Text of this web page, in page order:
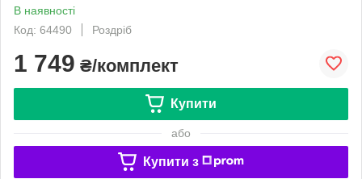
В наявності
Код: 64490
Роздріб
1 749 ₴/комплект
Купити
або
Купити з